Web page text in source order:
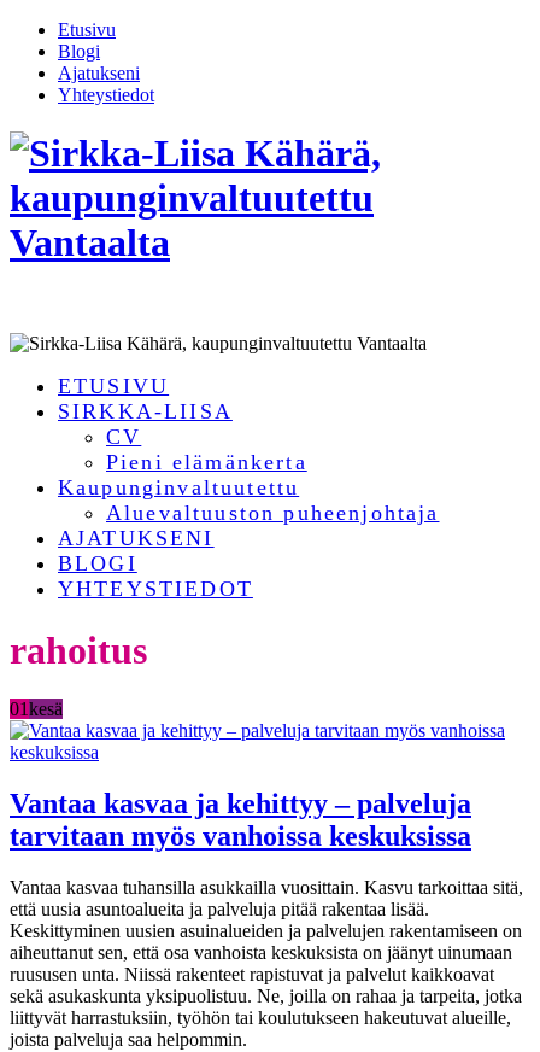
Etusivu
Blogi
Ajatukseni
Yhteystiedot
ETUSIVU
SIRKKA-LIISA
CV
Pieni elämänkerta
Kaupunginvaltuutettu
Aluevaltuuston puheenjohtaja
AJATUKSENI
BLOGI
YHTEYSTIEDOT
rahoitus
01kesä
Vantaa kasvaa ja kehittyy – palveluja
tarvitaan myös vanhoissa keskuksissa
Vantaa kasvaa tuhansilla asukkailla vuosittain. Kasvu tarkoittaa sitä,
että uusia asuntoalueita ja palveluja pitää rakentaa lisää.
Keskittyminen uusien asuinalueiden ja palvelujen rakentamiseen on
aiheuttanut sen, että osa vanhoista keskuksista on jäänyt uinumaan
ruususen unta. Niissä rakenteet rapistuvat ja palvelut kaikkoavat
sekä asukaskunta yksipuolistuu. Ne, joilla on rahaa ja tarpeita, jotka
liittyvät harrastuksiin, työhön tai koulutukseen hakeutuvat alueille,
joista palveluja saa helpommin.